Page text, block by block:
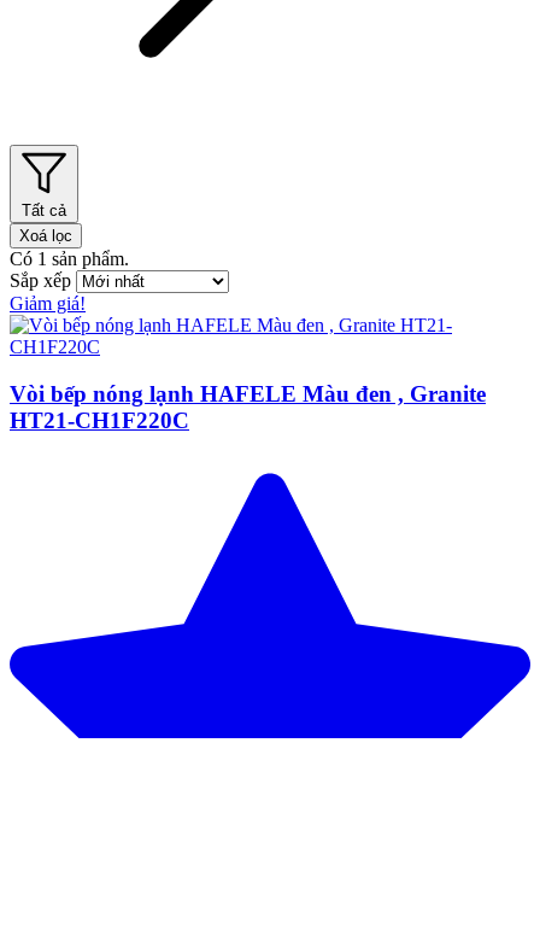
Tất cả
Xoá lọc
Có 1 sản phẩm.
Sắp xếp
Giảm giá!
Vòi bếp nóng lạnh HAFELE Màu đen , Granite
HT21-CH1F220C